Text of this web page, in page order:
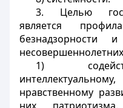
3. Целью
является
безнадзорности
1)
нравственному